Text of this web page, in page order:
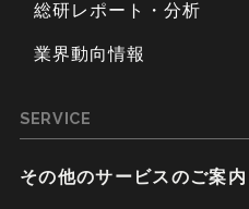
総研レポート・分析
業界動向情報
SERVICE
その他のサービスのご案内